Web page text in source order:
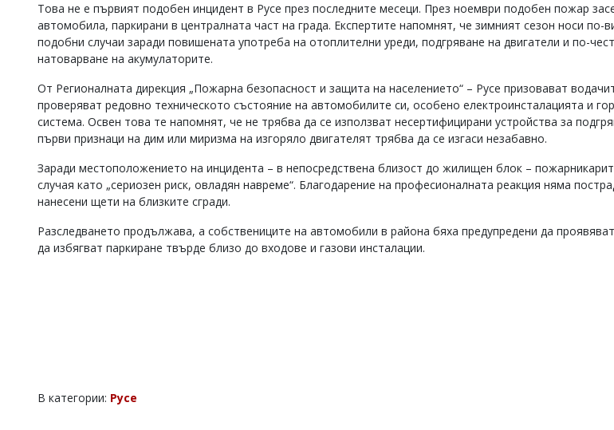
обиден
коментар,
Това не е първият подобен инцидент в Русе през последните месеци. През ноември подобен пожар
автомобила, паркирани в централната част на града. Експертите напомнят, че зимният сезон носи по-
подобни случаи заради повишената употреба на отоплителни уреди, подгряване на двигатели и по-
натоварване на акумулаторите.
От Регионалната дирекция „Пожарна безопасност и защита на населението“ – Русе призовават
проверяват редовно техническото състояние на автомобилите си, особено електроинсталацията и
система. Освен това те напомнят, че не трябва да се използват несертифицирани устройства за
първи признаци на дим или миризма на изгоряло двигателят трябва да се изгаси незабавно.
Заради местоположението на инцидента – в непосредствена близост до жилищен блок –
случая като „сериозен риск, овладян навреме“. Благодарение на професионалната реакция няма
нанесени щети на близките сгради.
Разследването продължава, а собствениците на автомобили в района бяха предупредени да
да избягват паркиране твърде близо до входове и газови инсталации.
В категории: Русе